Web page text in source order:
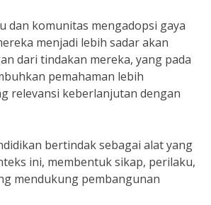
dan komunitas mengadopsi gaya
menjadi lebih sadar akan
dari tindakan mereka, yang pada
pemahaman lebih
relevansi keberlanjutan dengan
bertindak sebagai alat yang
ini, membentuk sikap, perilaku,
mendukung pembangunan